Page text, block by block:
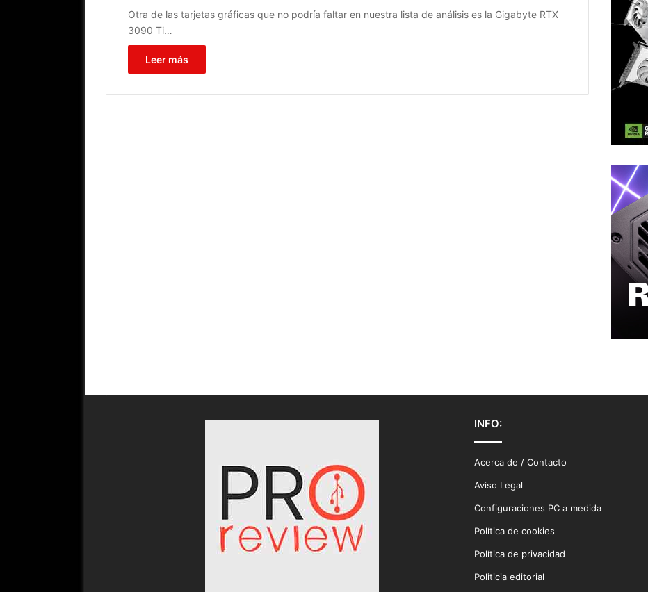
Otra de las tarjetas gráficas que no podría faltar en nuestra lista de análisis es la Gigabyte RTX
3090 Ti…
Leer más
INFO:
Acerca de / Contacto
Aviso Legal
Configuraciones PC a medida
Política de cookies
Política de privacidad
Politicia editorial